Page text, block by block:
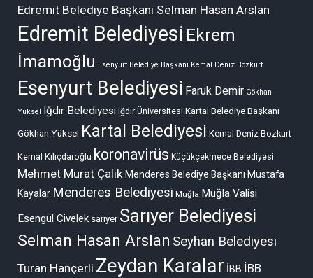
Edremit Belediye Başkanı Selman Hasan Arslan
Edremit Belediyesi Ekrem
İmamoğlu Esenyurt Belediye Başkanı Kemal Deniz Bozkurt
Esenyurt Belediyesi Faruk Demir Gökhan
Yüksel Iğdır Belediyesi Iğdır Üniversitesi Kartal Belediye Başkanı
Gökhan Yüksel Kartal Belediyesi Kemal Deniz Bozkurt
Kemal Kılıçdaroğlu koronavirüs Küçükçekmece Belediyesi
Mehmet Murat Çalık Menderes Belediye Başkanı Mustafa
Kayalar Menderes Belediyesi Muğla Muğla Valisi
Esengül Civelek sarıyer Sarıyer Belediyesi
Selman Hasan Arslan Seyhan Belediyesi
Turan Hançerli Zeydan Karalar İBB İBB